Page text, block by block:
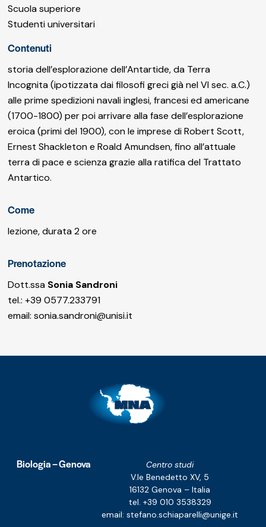
Scuola superiore
Studenti universitari
Contenuti
storia dell’esplorazione dell’Antartide, da Terra
Incognita (ipotizzata dai filosofi greci già nel VI sec. a.C.)
alle prime spedizioni navali inglesi, francesi ed americane
(1700-1800) per poi arrivare alla fase dell’esplorazione
eroica (primi del 1900), con le imprese di Robert Scott,
Ernest Shackleton e Roald Amundsen, fino all’attuale
terra di pace e scienza grazie alla ratifica del Trattato
Antartico.
Come
lezione, durata 2 ore
Prenotazione
Dott.ssa Sonia Sandroni
tel.: +39 0577.233791
email:sonia.sandroni@unisi.it
Biologia – Genova
Centro studi
V.le Benedetto XV, 5
16132 Genova – Italia
tel. +39 010 3538329
email:stefano.schiaparelli@unige.it